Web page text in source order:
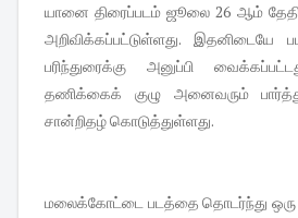
யானை திரைப்படம் ஜூலை 26 ஆம் தேதி
அறிவிக்கப்பட்டுள்ளது. இதனிடையே
பரிந்துரைக்கு அனுப்பி
தணிக்கைக் குழு அனைவரும் பார்த்து
சான்றிதழ் கொடுத்துள்ளது.
மலைக்கோட்டை படத்தை தொடர்ந்து